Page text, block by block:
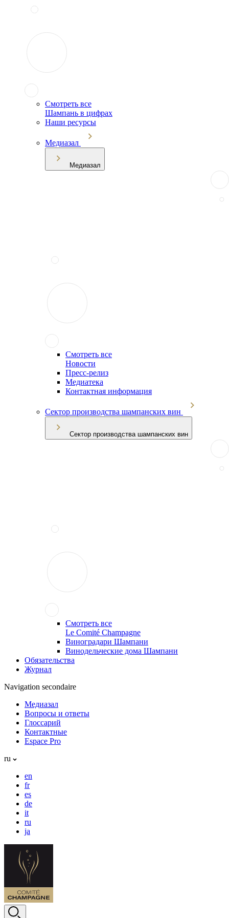
Смотреть все
Шампань в цифрах
Наши ресурсы
Медиазал
Медиазал
Смотреть все
Новости
Пресс-релиз
Медиатека
Контактная информация
Сектор производства шампанских вин
Сектор производства шампанских вин
Смотреть все
Le Comité Champagne
Виноградари Шампани
Винодельческие дома Шампани
Обязательства
Журнал
Navigation secondaire
Медиазал
Вопросы и ответы
Глоссарий
Контактные
Espace Pro
ru
en
fr
es
de
it
ru
ja